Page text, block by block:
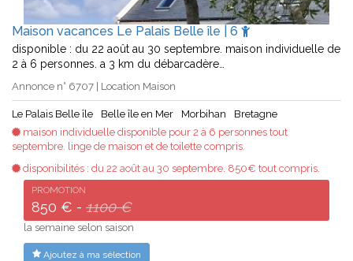
Maison vacances Le Palais Belle île | 6
disponible : du 22 août au 30 septembre. maison individuelle de
2 à 6 personnes. a 3 km du débarcadère…
Annonce n° 6707 | Location Maison
Le Palais Belle île Belle île en Mer Morbihan
Bretagne
maison individuelle disponible pour 2 à 6 personnes tout
septembre. linge de maison et de toilette compris.
disponibilités : du 22 août au 30 septembre. 850€ tout compris.
PROMOTION
850 € - 1100 €
la semaine selon saison
Ajoutez à ma sélection